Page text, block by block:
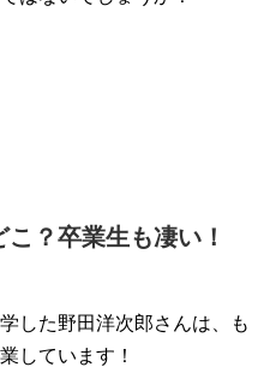
？卒業生も凄い！
した野田洋次郎さんは、も
しています！